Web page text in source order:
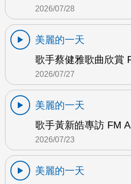
2026/07/28
美麗的一天
歌手蔡健雅歌曲欣賞
2026/07/27
美麗的一天
歌手黃新皓專訪 FM
2026/07/23
美麗的一天